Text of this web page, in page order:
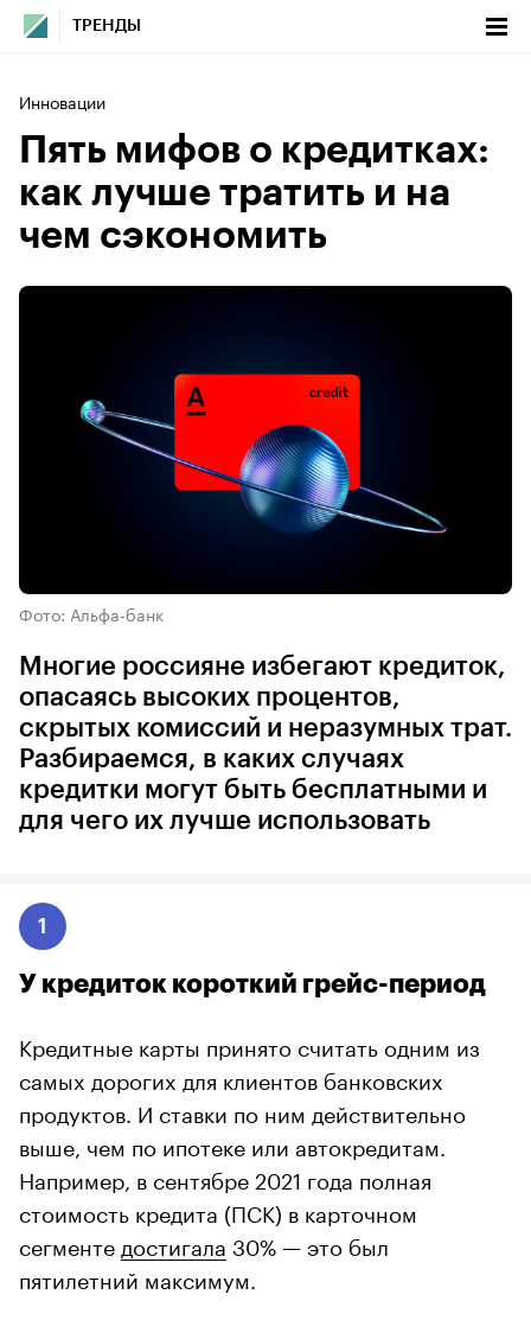
ТРЕНДЫ
Инновации
Пять мифов о кредитках:
как лучше тратить и на
чем сэкономить
Фото: Альфа-банк
Многие россияне избегают кредиток,
опасаясь высоких процентов,
скрытых комиссий и неразумных трат.
Разбираемся, в каких случаях
кредитки могут быть бесплатными и
для чего их лучше использовать
1
У кредиток короткий грейс-период
Кредитные карты принято считать одним из
самых дорогих для клиентов банковских
продуктов. И ставки по ним действительно
выше, чем по ипотеке или автокредитам.
Например, в сентябре 2021 года полная
стоимость кредита (ПСК) в карточном
сегменте достигала 30% — это был
пятилетний максимум.